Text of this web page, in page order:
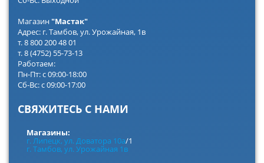
Магазин"Мастак"
Адрес: г. Тамбов, ул. Урожайная, 1в
т. 8 800 200 48 01
т. 8 (4752) 55-73-13
Работаем:
Пн-Пт: с 09:00-18:00
Сб-Вс: с 09:00-17:00
СВЯЖИТЕСЬ С НАМИ
Магазины:
г. Липецк, ул. Доватора 10а/1
г. Тамбов, ул. Урожайная 1в